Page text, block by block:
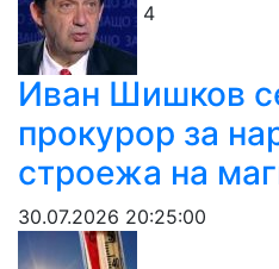
4
Иван Шишков
прокурор за
строежа на
30.07.2026 20:25:00